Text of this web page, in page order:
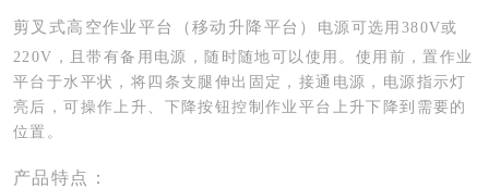
剪叉式高空作业平台（移动升降平台） 电源可选用 380V或
220V ，且带有备用电源，随时随地可以使用。使用前，置作业
平台于水平状，将四条支腿伸出固定，接通电源，电源指示灯
亮后，可操作上升、下降按钮控制作业平台上升下降到需要的
位置。
产品特点：